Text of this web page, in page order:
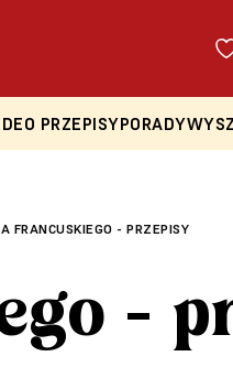
PRZEPISYPORADY
FRANCUSKIEGO - PRZEPISY
-